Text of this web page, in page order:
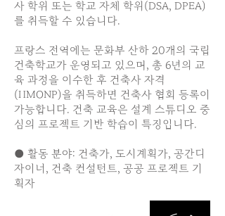
사 학위 또는 학교 자체 학위(DSA, DPEA)
를 취득할 수 있습니다.
프랑스 전역에는 문화부 산하 20개의 국립
건축학교가 운영되고 있으며, 총 6년의 교
육 과정을 이수한 후 건축사 자격
(HMONP)을 취득하면 건축사 협회 등록이
가능합니다. 건축 교육은 설계 스튜디오 중
심의 프로젝트 기반 학습이 특징입니다.
● 활동 분야: 건축가, 도시계획가, 공간디
자이너, 건축 컨설턴트, 공공 프로젝트 기
획자